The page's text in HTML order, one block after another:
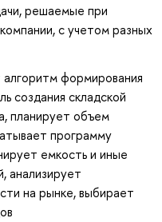
решаемые при
с учетом разных
формирования
создания складской
планирует объем
программу
емкость и иные
анализирует
на рынке, выбирает